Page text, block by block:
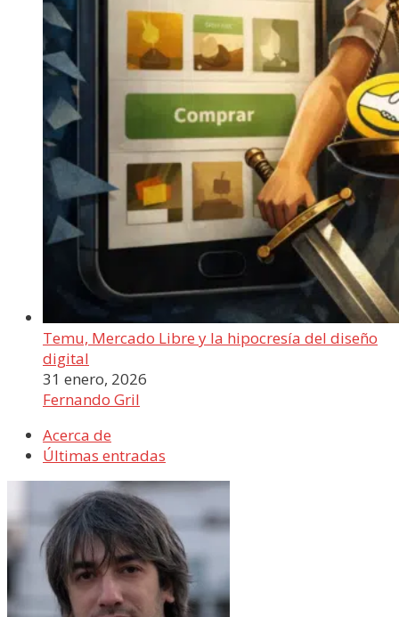
Temu, Mercado Libre y la hipocresía del diseño
digital
31 enero, 2026
Fernando Gril
Acerca de
Últimas entradas